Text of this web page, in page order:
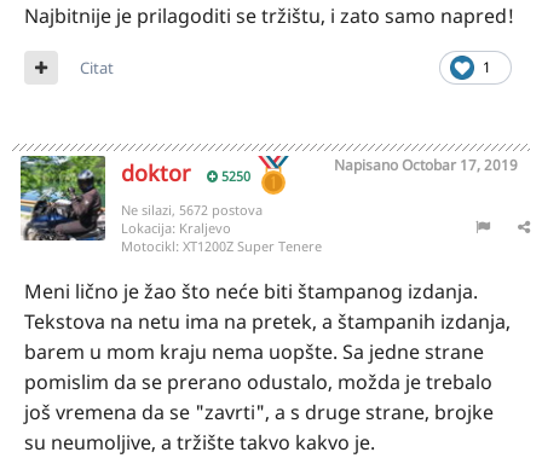
Najbitnije je prilagoditi se tržištu, i zato samo napred!
1
Citat
doktor 5250
NapisanoOctobar 17, 2019
Ne silazi, 5672 postova
Lokacija: Kraljevo
Motocikl: XT1200Z Super Tenere
Meni lično je žao što neće biti štampanog izdanja.
Tekstova na netu ima na pretek, a štampanih izdanja,
barem u mom kraju nema uopšte. Sa jedne strane
pomislim da se prerano odustalo, možda je trebalo
još vremena da se "zavrti", a s druge strane, brojke
su neumoljive, a tržište takvo kakvo je.